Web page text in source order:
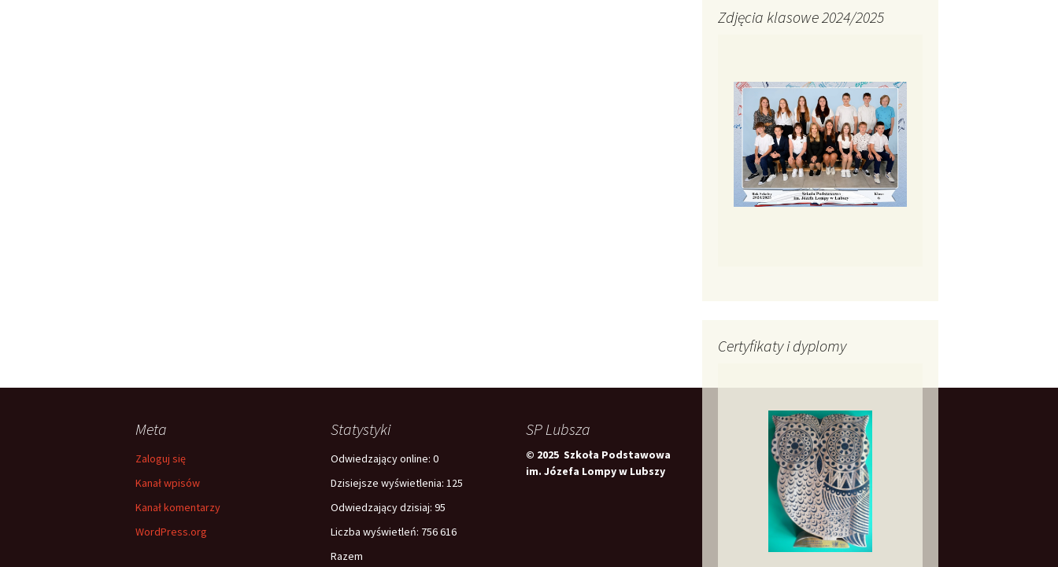
Zdjęcia klasowe 2024/2025
Certyfikaty i dyplomy
Meta
Zaloguj się
Kanał wpisów
Kanał komentarzy
WordPress.org
Statystyki
Odwiedzający online: 0
Dzisiejsze wyświetlenia: 125
Odwiedzający dzisiaj: 95
Liczba wyświetleń: 756 616
Razem
SP Lubsza
© 2025 Szkoła Podstawowa
im. Józefa Lompy w Lubszy